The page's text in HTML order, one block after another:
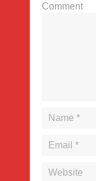
Comment